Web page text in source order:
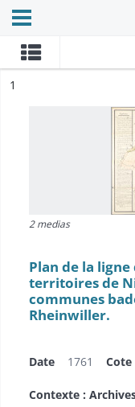
Ouvrir le menu
n°
1
2 medias
Plan de la
territoires de
communes
Rheinwiller.
Date 1761 Cote
Contexte :